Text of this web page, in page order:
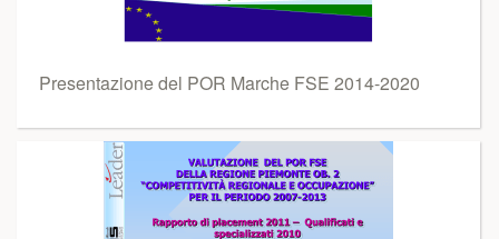
Presentazione del POR Marche FSE 2014-2020